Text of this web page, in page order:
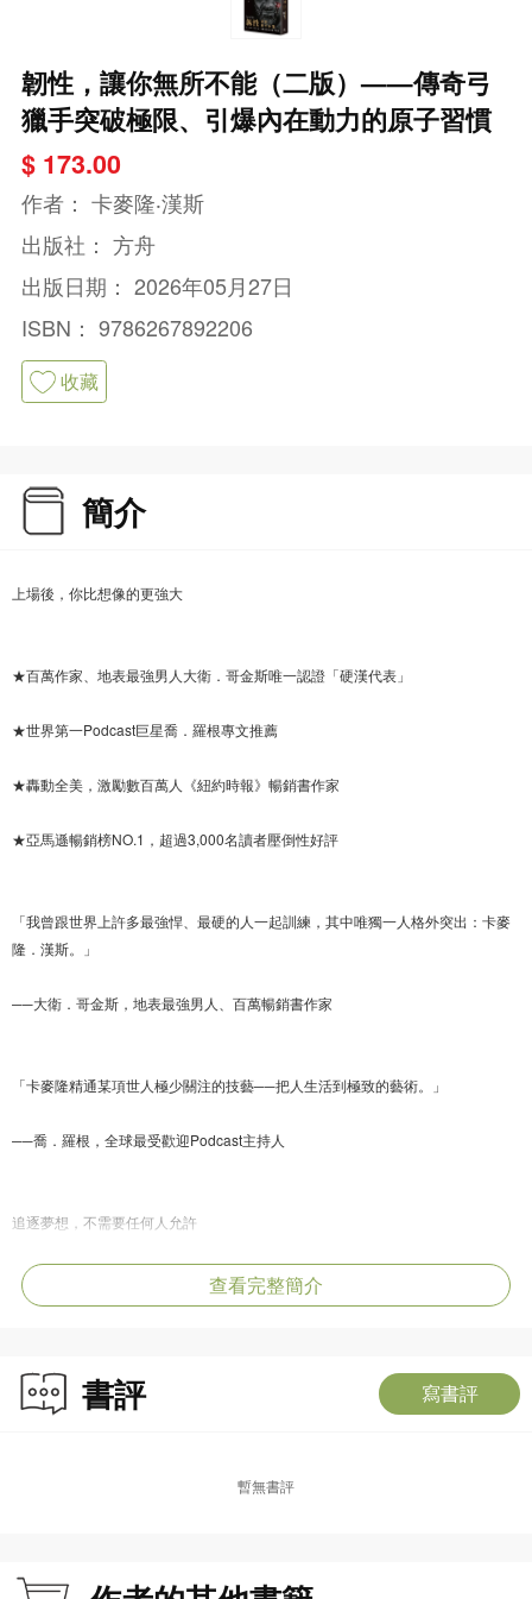
韌性，讓你無所不能（二版）——傳奇弓
獵手突破極限、引爆內在動力的原子習慣
$ 173.00
作者： 卡麥隆‧漢斯
出版社： 方舟
出版日期： 2026年05月27日
ISBN： 9786267892206
收藏
簡介
上場後，你比想像的更強大
★百萬作家、地表最強男人大衛．哥金斯唯一認證「硬漢代表」
★世界第一Podcast巨星喬．羅根專文推薦
★轟動全美，激勵數百萬人《紐約時報》暢銷書作家
★亞馬遜暢銷榜NO.1，超過3,000名讀者壓倒性好評
「我曾跟世界上許多最強悍、最硬的人一起訓練，其中唯獨一人格外突出：卡麥
隆．漢斯。」
──大衛．哥金斯，地表最強男人、百萬暢銷書作家
「卡麥隆精通某項世人極少關注的技藝──把人生活到極致的藝術。」
──喬．羅根，全球最受歡迎Podcast主持人
追逐夢想，不需要任何人允許
弓獵馬鹿的成功機率平均大約低於10％，卡麥隆．漢斯卻達到了100％。因為弓
獵，他開始寫作，成為雜誌編輯、電視主持人，並參加耐力賽跑。更令人驚訝的
以下就是他掌控人生、超越限制的信念――
查看完整簡介
書評 寫書評
暫無書評